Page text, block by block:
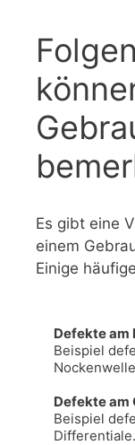
Es gibt eine
einem
Einige
Defekte am
Beispiel
Defekte am
Beispiel
Differentiale.